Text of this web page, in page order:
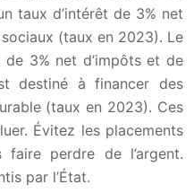
taux d’intérêt de 3% net
(taux en 2023). Le
3% net d’impôts et de
destiné à financer des
(taux en 2023). Ces
Évitez les placements
perdre de l’argent.
par l’État.